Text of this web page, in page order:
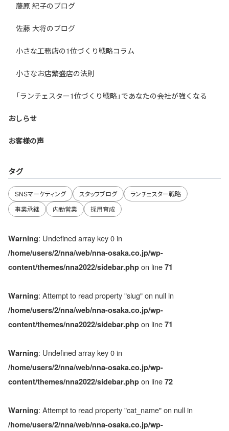
藤原 紀子のブログ
佐藤 大将のブログ
小さな工務店の1位づくり戦略コラム
小さなお店繁盛店の法則
「ランチェスター1位づくり戦略」であなたの会社が強くなる
おしらせ
お客様の声
タグ
SNSマーケティング スタッフブログ
ランチェスター戦略
事業承継
内勤営業 採用育成
Warning: Undefined array key 0 in
/home/users/2/nna/web/nna-osaka.co.jp/wp-
content/themes/nna2022/sidebar.php on line 71
Warning: Attempt to read property "slug" on null in
/home/users/2/nna/web/nna-osaka.co.jp/wp-
content/themes/nna2022/sidebar.php on line 71
Warning: Undefined array key 0 in
/home/users/2/nna/web/nna-osaka.co.jp/wp-
content/themes/nna2022/sidebar.php on line 72
Warning: Attempt to read property "cat_name" on null in
/home/users/2/nna/web/nna-osaka.co.jp/wp-